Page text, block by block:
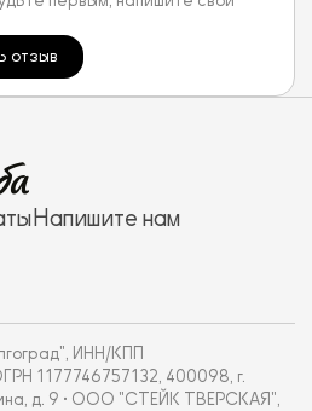
отзыв
Напишите нам
ИНН/КПП
1177746757132, 400098, г.
д. 9 • ООО "СТЕЙК ТВЕРСКАЯ",